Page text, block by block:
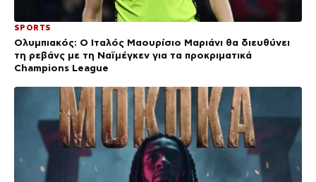
SPORTS
Ολυμπιακός: Ο Ιταλός Μαουρίσιο Μαριάνι θα διευθύνει
τη ρεβάνς με τη Ναϊμέγκεν για τα προκριματικά
Champions League